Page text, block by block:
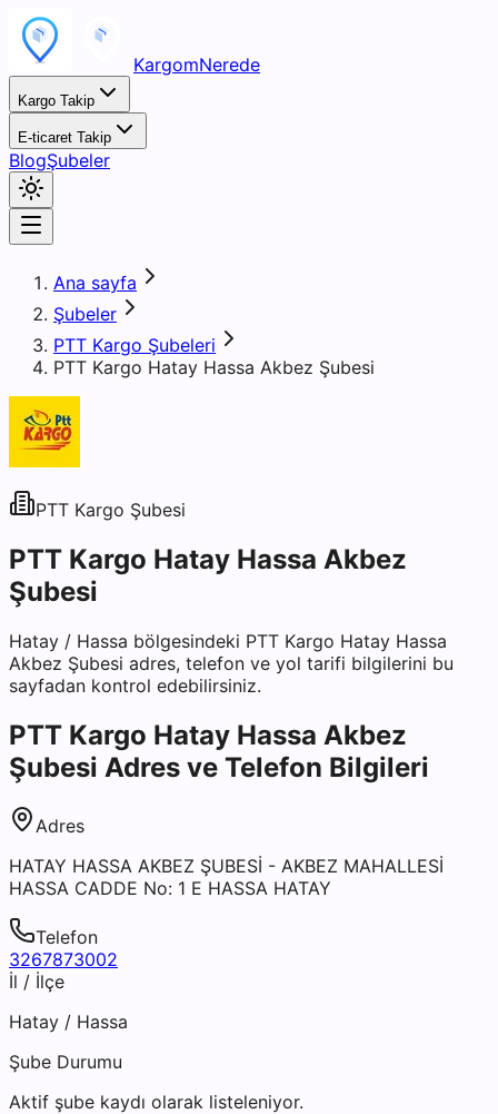
KargomNerede
Kargo Takip
E-ticaret Takip
BlogŞubeler
Ana sayfa
Şubeler
PTT Kargo Şubeleri
PTT Kargo Hatay Hassa Akbez Şubesi
PTT Kargo Şubesi
PTT Kargo Hatay Hassa Akbez
Şubesi
Hatay / Hassa bölgesindeki PTT Kargo Hatay Hassa
Akbez Şubesi adres, telefon ve yol tarifi bilgilerini bu
sayfadan kontrol edebilirsiniz.
PTT Kargo Hatay Hassa Akbez
Şubesi Adres ve Telefon Bilgileri
Adres
HATAY HASSA AKBEZ ŞUBESİ - AKBEZ MAHALLESİ
HASSA CADDE No: 1 E HASSA HATAY
Telefon
3267873002
İl / İlçe
Hatay / Hassa
Şube Durumu
Aktif şube kaydı olarak listeleniyor.